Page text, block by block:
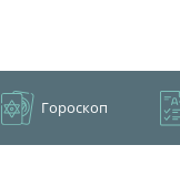
Гороскоп